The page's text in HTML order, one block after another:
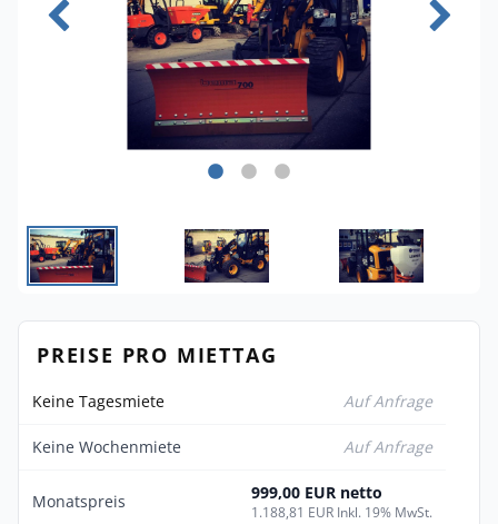
PREISE PRO MIETTAG
Keine Tagesmiete Auf Anfrage
Keine Wochenmiete Auf Anfrage
Monatspreis 999,00 EUR netto
1.188,81 EUR Inkl. 19% MwSt.